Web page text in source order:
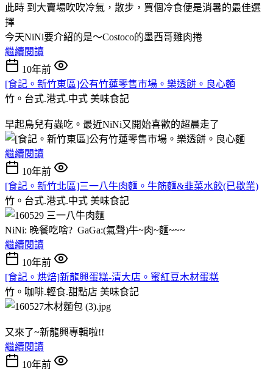
此時 到大賣場吹吹冷氣，散步，買個冷食便是消暑的最佳選
擇
今天NiNi要介紹的是～Costoco的墨西哥雞肉捲
繼續閱讀
10年前
[食記。新竹東區]公有竹蓮零售市場。樂透餅。良心麵
竹。台式.港式.中式 美味食記
早起鳥兒有蟲吃。最近NiNi又開始喜歡的超晨走了
繼續閱讀
10年前
[食記。新竹北區]三一八牛肉麵。牛筋麵&韭菜水餃(已歇業)
竹。台式.港式.中式 美味食記
NiNi: 晚餐吃啥? GaGa:(氣聲)牛~肉~麵~~~
繼續閱讀
10年前
[食記。烘焙]新龍興蛋糕-清大店。蜜紅豆木材蛋糕
竹。咖啡.輕食.甜點店 美味食記
又來了~新龍興專輯啦!!
繼續閱讀
10年前